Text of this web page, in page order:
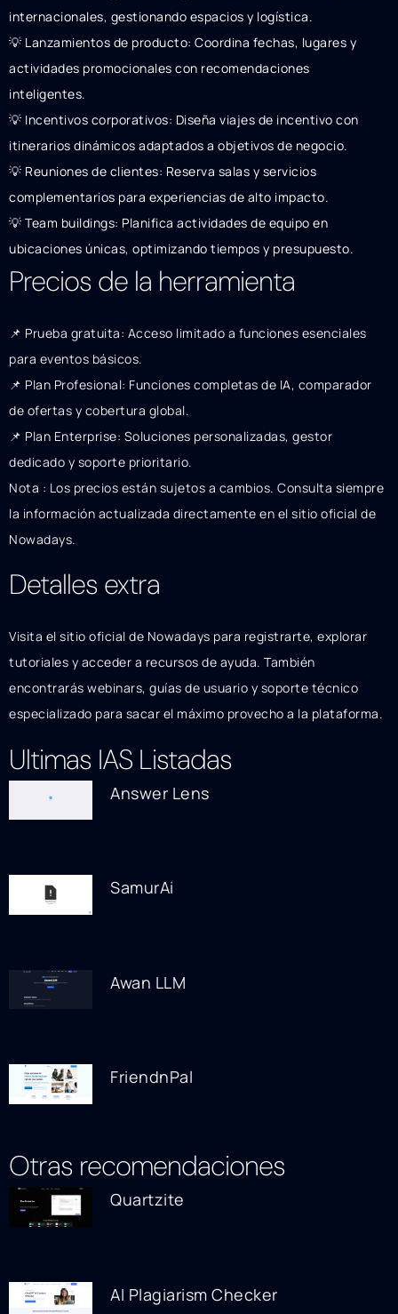
internacionales, gestionando espacios y logística.
💡 Lanzamientos de producto: Coordina fechas, lugares y
actividades promocionales con recomendaciones
inteligentes.
💡 Incentivos corporativos: Diseña viajes de incentivo con
itinerarios dinámicos adaptados a objetivos de negocio.
💡 Reuniones de clientes: Reserva salas y servicios
complementarios para experiencias de alto impacto.
💡 Team buildings: Planifica actividades de equipo en
ubicaciones únicas, optimizando tiempos y presupuesto.
Precios de la herramienta
📌 Prueba gratuita: Acceso limitado a funciones esenciales
para eventos básicos.
📌 Plan Profesional: Funciones completas de IA, comparador
de ofertas y cobertura global.
📌 Plan Enterprise: Soluciones personalizadas, gestor
dedicado y soporte prioritario.
Nota : Los precios están sujetos a cambios. Consulta siempre
la información actualizada directamente en el sitio oficial de
Nowadays.
Detalles extra
Visita el sitio oficial de Nowadays para registrarte, explorar
tutoriales y acceder a recursos de ayuda. También
encontrarás webinars, guías de usuario y soporte técnico
especializado para sacar el máximo provecho a la plataforma.
Ultimas IAS Listadas
Answer Lens
SamurAi
Awan LLM
FriendnPal
Otras recomendaciones
Quartzite
AI Plagiarism Checker